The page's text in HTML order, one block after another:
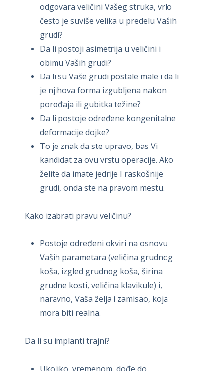
odgovara veličini Vašeg struka, vrlo
često je suviše velika u predelu Vaših
grudi?
Da li postoji asimetrija u veličini i
obimu Vaših grudi?
Da li su Vaše grudi postale male i da li
je njihova forma izgubljena nakon
porođaja ili gubitka težine?
Da li postoje određene kongenitalne
deformacije dojke?
To je znak da ste upravo, bas Vi
kandidat za ovu vrstu operacije. Ako
želite da imate jedrije I raskošnije
grudi, onda ste na pravom mestu.
Kako izabrati pravu veličinu?
Postoje određeni okviri na osnovu
Vaših parametara (veličina grudnog
koša, izgled grudnog koša, širina
grudne kosti, veličina klavikule) i,
naravno, Vaša želja i zamisao, koja
mora biti realna.
Da li su implanti trajni?
Ukoliko, vremenom, dođe do